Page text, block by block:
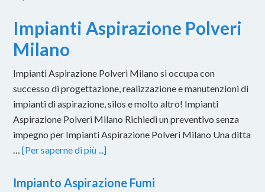
Impianti Aspirazione Polveri
Milano
Impianti Aspirazione Polveri Milano si occupa con
successo di progettazione, realizzazione e manutenzioni di
impianti di aspirazione, silos e molto altro! Impianti
Aspirazione Polveri Milano Richiedi un preventivo senza
impegno per Impianti Aspirazione Polveri Milano Una ditta
…[Per saperne di più ...]
Impianto Aspirazione Fumi